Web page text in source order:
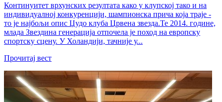
Континуитет врхунских резултата како у клупској тако и на
индивидуалној конкуренцији, шампионска прича која траје -
то је најбољи опис Џудо клуба Црвена звезда.Те 2014. године,
млада Звездина генерација отпочела је поход на европску
спортску сцену. У Холандији, тачније у...
Прочитај вест